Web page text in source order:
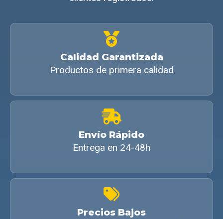
Calidad Garantizada
Productos de primera calidad
Envío Rápido
Entrega en 24-48h
Precios Bajos